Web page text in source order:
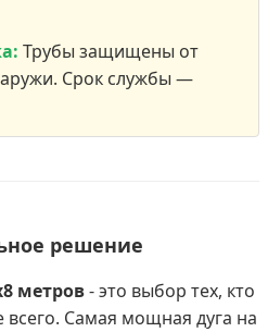
Трубы защищены от
Срок службы —
решение
метров- это выбор тех, кто
Самая мощная дуга на